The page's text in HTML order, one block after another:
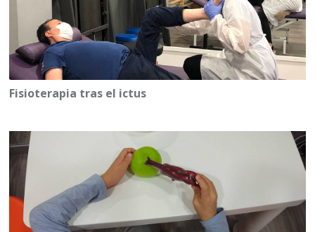
Fisioterapia tras el ictus